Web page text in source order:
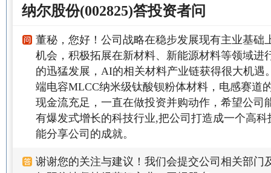
纳尔股份(002825)答投资者问
董秘，您好！公司战略在稳步发展现有主业基础
机会，积极拓展在新材料、新能源材料等领域进
的迅猛发展，AI的相关材料产业链获得很大机遇
端电容MLCC纳米级钛酸钡粉体材料，电感赛道
现金流充足，一直在做投资并购动作，希望公司
有爆发式增长的科技行业,把公司打造成一个高
能分享公司的成就。
谢谢您的关注与建议！我们会提交公司相关部门